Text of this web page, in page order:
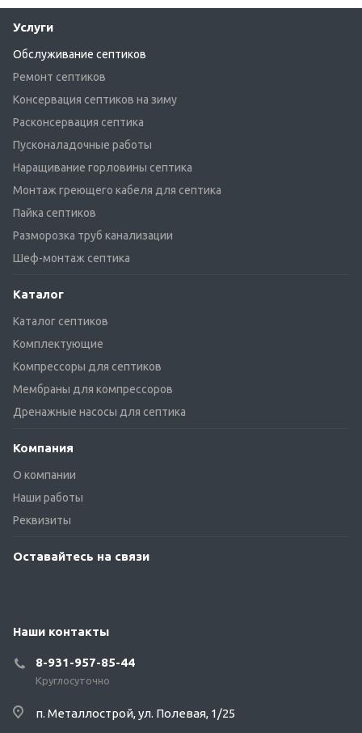
Услуги
Обслуживание септиков
Ремонт септиков
Консервация септиков на зиму
Расконсервация септика
Пусконаладочные работы
Наращивание горловины септика
Монтаж греющего кабеля для септика
Пайка септиков
Разморозка труб канализации
Шеф-монтаж септика
Каталог
Каталог септиков
Комплектующие
Компрессоры для септиков
Мембраны для компрессоров
Дренажные насосы для септика
Компания
О компании
Наши работы
Реквизиты
Оставайтесь на связи
Наши контакты
8-931-957-85-44
Круглосуточно
п. Металлострой, ул. Полевая, 1/25